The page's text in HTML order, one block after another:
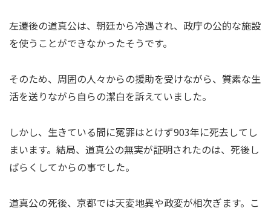
左遷後の道真公は、朝廷から冷遇され、政庁の公的な施設
を使うことができなかったそうです。
そのため、周囲の人々からの援助を受けながら、質素な生
活を送りながら自らの潔白を訴えていました。
しかし、生きている間に冤罪はとけず903年に死去してし
まいます。結局、道真公の無実が証明されたのは、死後し
ばらくしてからの事でした。
道真公の死後、京都では天変地異や政変が相次ぎます。こ